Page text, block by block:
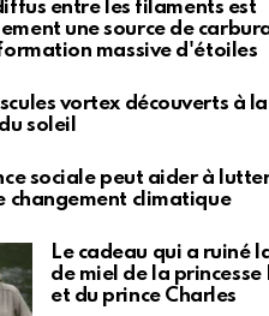
entre les filaments est
une source de
massive d'étoiles
vortex découverts à la
soleil
sociale peut aider à
changement climatique
Le cadeau qui a ruiné
de miel de la princesse
et du prince Charles